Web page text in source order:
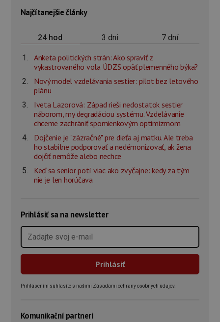
Najčítanejšie články
24 hod 3 dni 7 dní
Anketa politických strán: Ako spraviť z
vykastrovaného vola ÚDZS opäť plemenného býka?
Nový model vzdelávania sestier: pilot bez letového
plánu
Iveta Lazorová: Západ rieši nedostatok sestier
náborom, my degradáciou systému. Vzdelávanie
chceme zachrániť spomienkovým optimizmom
Dojčenie je "zázračné" pre dieťa aj matku. Ale treba
ho stabilne podporovať a nedémonizovať, ak žena
dojčiť nemôže alebo nechce
Keď sa senior potí viac ako zvyčajne: kedy za tým
nie je len horúčava
Prihlásiť sa na newsletter
Prihlásením súhlasíte s našimi Zásadami ochrany osobných údajov.
Komunikační partneri